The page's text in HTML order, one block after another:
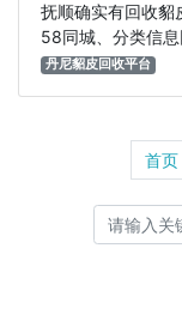
抚顺确实有回收貂
58同城、分类信息
丹尼貂皮回收平台
首页